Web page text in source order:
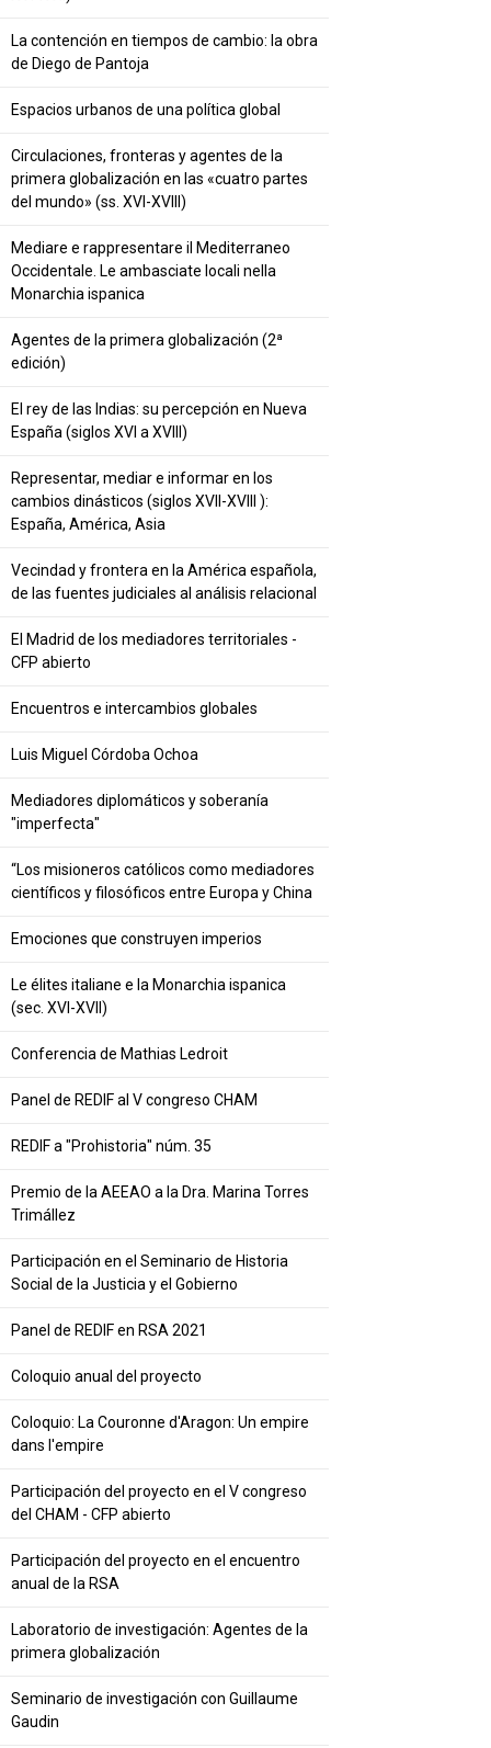
La contención en tiempos de cambio: la obra
de Diego de Pantoja
Espacios urbanos de una política global
Circulaciones, fronteras y agentes de la
primera globalización en las «cuatro partes
del mundo» (ss. XVI-XVIII)
Mediare e rappresentare il Mediterraneo
Occidentale. Le ambasciate locali nella
Monarchia ispanica
Agentes de la primera globalización (2ª
edición)
El rey de las Indias: su percepción en Nueva
España (siglos XVI a XVIII)
Representar, mediar e informar en los
cambios dinásticos (siglos XVII-XVIII ):
España, América, Asia
Vecindad y frontera en la América española,
de las fuentes judiciales al análisis relacional
El Madrid de los mediadores territoriales -
CFP abierto
Encuentros e intercambios globales
Luis Miguel Córdoba Ochoa
Mediadores diplomáticos y soberanía
"imperfecta"
“Los misioneros católicos como mediadores
científicos y filosóficos entre Europa y China
Emociones que construyen imperios
Le élites italiane e la Monarchia ispanica
(sec. XVI-XVII)
Conferencia de Mathias Ledroit
Panel de REDIF al V congreso CHAM
REDIF a "Prohistoria" núm. 35
Premio de la AEEAO a la Dra. Marina Torres
Trimállez
Participación en el Seminario de Historia
Social de la Justicia y el Gobierno
Panel de REDIF en RSA 2021
Coloquio anual del proyecto
Coloquio: La Couronne d'Aragon: Un empire
dans l'empire
Participación del proyecto en el V congreso
del CHAM - CFP abierto
Participación del proyecto en el encuentro
anual de la RSA
Laboratorio de investigación: Agentes de la
primera globalización
Seminario de investigación con Guillaume
Gaudin